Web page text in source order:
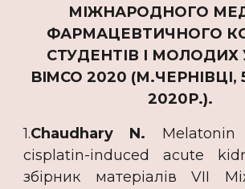
МІЖНАРОДНОГО
ФАРМАЦЕВТИЧНОГО
СТУДЕНТІВ І МОЛОДИХ
BIMCO 2020 (М.ЧЕРНІВЦІ,
2020Р.).
1.Chaudhary N. Melatonin
cisplatin-induced acute
збірник матеріалів VII